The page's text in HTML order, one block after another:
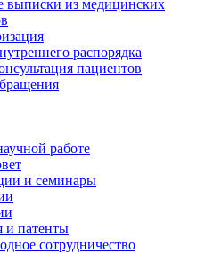
выписки из медицинских
распорядка
пациентов
работе
и семинары
и патенты
сотрудничество